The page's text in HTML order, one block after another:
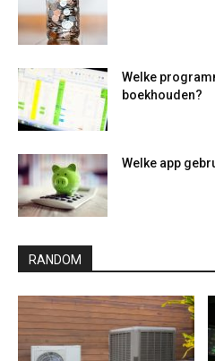
Welke
boekhouden?
Welke app
RANDOM